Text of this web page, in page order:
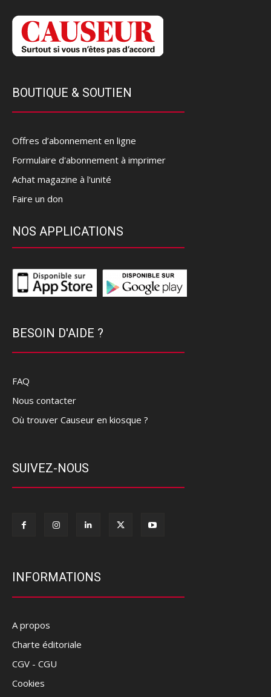
BOUTIQUE & SOUTIEN
Offres d’abonnement en ligne
Formulaire d'abonnement à imprimer
Achat magazine à l'unité
Faire un don
NOS APPLICATIONS
BESOIN D'AIDE ?
FAQ
Nous contacter
Où trouver Causeur en kiosque ?
SUIVEZ-NOUS
INFORMATIONS
A propos
Charte éditoriale
CGV - CGU
Cookies